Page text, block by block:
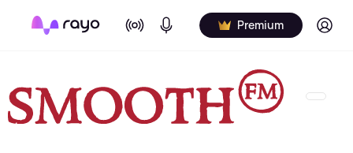
On Air Podcasts Premium Log in